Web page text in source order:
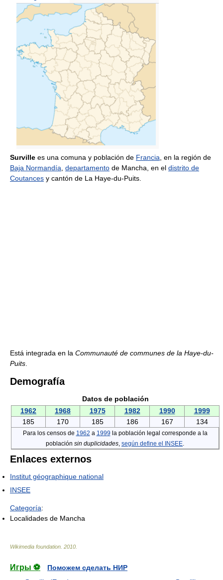
Surville es una comuna y población de Francia , en la región de
Baja Normandía departamento de Mancha, en el distrito de
Coutances y cantón de La Haye-du-Puits.
Está integrada en la Communauté de communes de la Haye-du-
Puits
Demografía
Datos de población
1962
1968 1975 1982 1990
1999
185
170 185 186 167 134
Para los censos de 1962 a 1999 la población legal corresponde a la
población sin duplicidades según define el INSEE
Enlaces externos
Institut géographique national
INSEE
Categoría:
Localidades de Mancha
Wikimedia foundation 2010
Игры ⚽
Поможем сделать НИР